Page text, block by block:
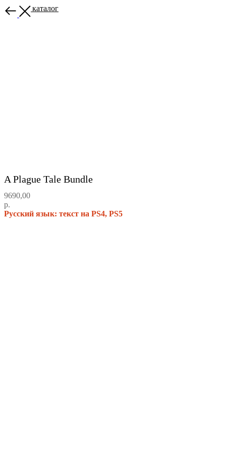
Назад в каталог
A Plague Tale Bundle
9690,00
р.
Русский язык: текст на PS4, PS5